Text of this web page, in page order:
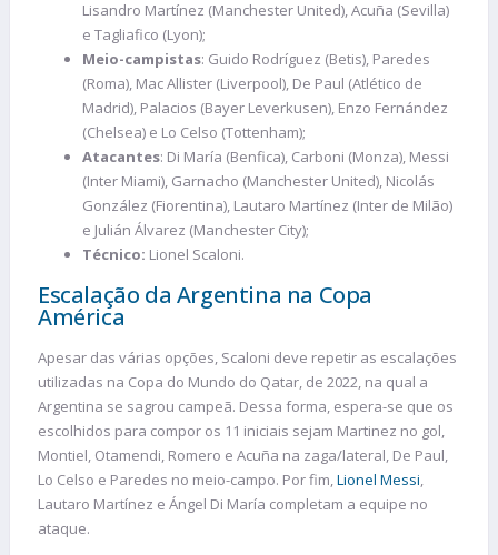
Lisandro Martínez (Manchester United), Acuña (Sevilla)
e Tagliafico (Lyon);
Meio-campistas: Guido Rodríguez (Betis), Paredes
(Roma), Mac Allister (Liverpool), De Paul (Atlético de
Madrid), Palacios (Bayer Leverkusen), Enzo Fernández
(Chelsea) e Lo Celso (Tottenham);
Atacantes: Di María (Benfica), Carboni (Monza), Messi
(Inter Miami), Garnacho (Manchester United), Nicolás
González (Fiorentina), Lautaro Martínez (Inter de Milão)
e Julián Álvarez (Manchester City);
Técnico: Lionel Scaloni.
Escalação da Argentina na Copa
América
Apesar das várias opções, Scaloni deve repetir as escalações
utilizadas na Copa do Mundo do Qatar, de 2022, na qual a
Argentina se sagrou campeã. Dessa forma, espera-se que os
escolhidos para compor os 11 iniciais sejam Martinez no gol,
Montiel, Otamendi, Romero e Acuña na zaga/lateral, De Paul,
Lo Celso e Paredes no meio-campo. Por fim,Lionel Messi,
Lautaro Martínez e Ángel Di María completam a equipe no
ataque.